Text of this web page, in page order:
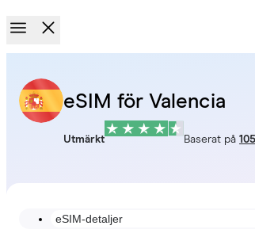
eSIM för Valencia
Utmärkt Baserat på
eSIM-detaljer